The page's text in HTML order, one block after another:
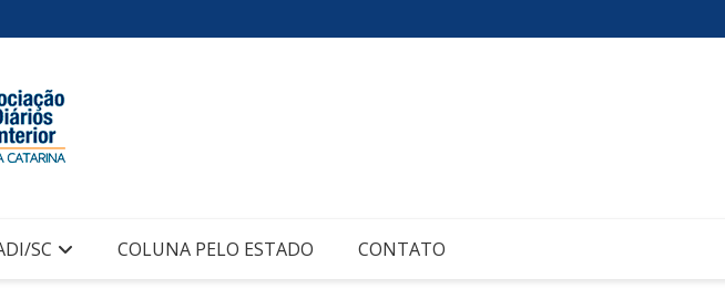
SC COLUNA PELO ESTADO CONTATO